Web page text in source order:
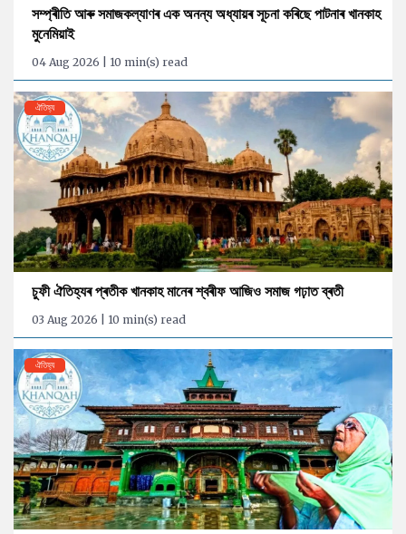
সম্প্ৰীতি আৰু সমাজকল্যাণৰ এক অনন্য অধ্যায়ৰ সূচনা কৰিছে পাটনাৰ খানকাহ
মুনেমিয়াই
04 Aug 2026 | 10 min(s) read
ঐতিহ্য
চুফী ঐতিহ্যৰ প্ৰতীক খানকাহ মানেৰ শ্বৰীফ আজিও সমাজ গঢ়াত ব্ৰতী
03 Aug 2026 | 10 min(s) read
ঐতিহ্য